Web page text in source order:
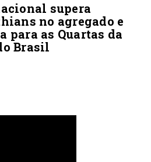
supera
no agregado e
para as Quartas da
Brasil